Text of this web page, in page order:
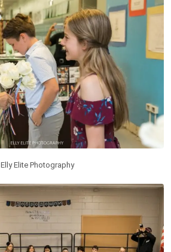
Elly Elite Photography